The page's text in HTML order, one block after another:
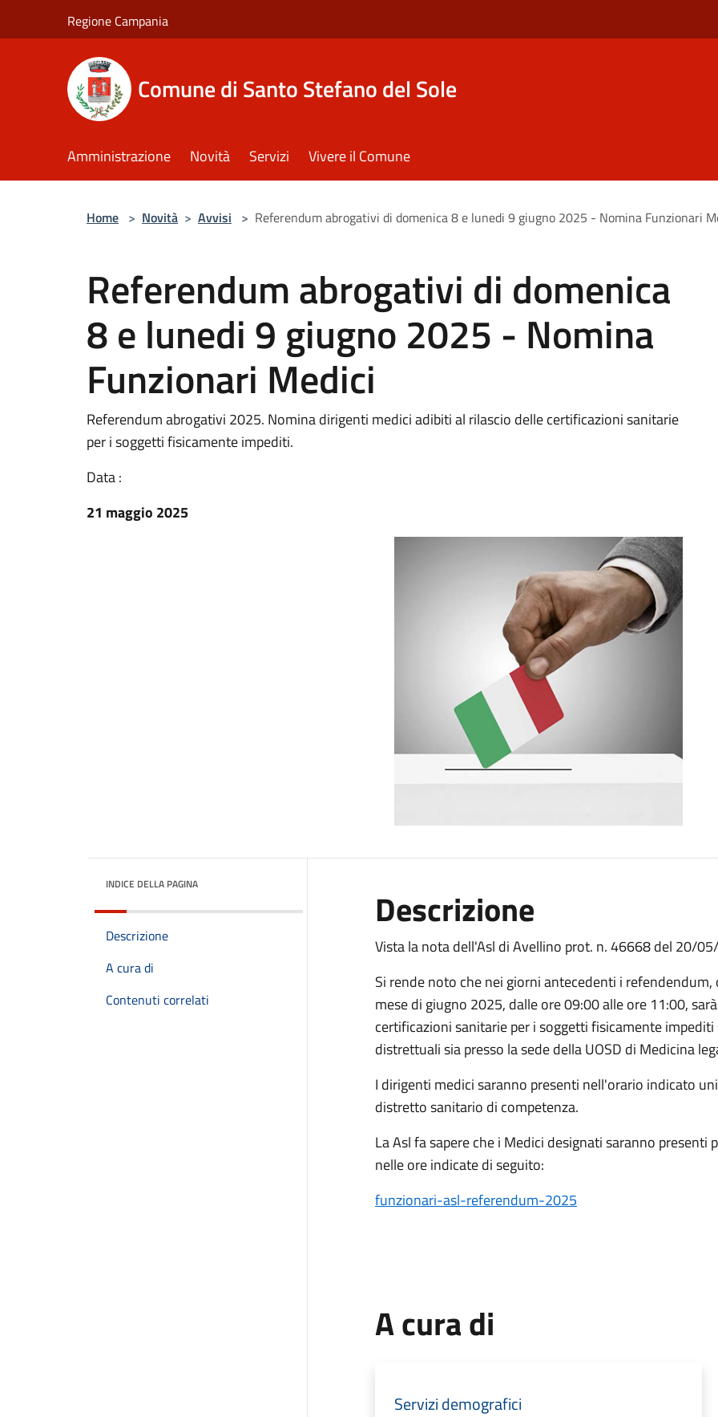
Regione Campania
Comune di Santo Stefano del Sole
Amministrazione Novità Servizi Vivere il Comune
Home > Novità > Avvisi > Referendum abrogativi di domenica 8 e lunedi 9 giugno 2025 - Nomina Funzionari
Referendum abrogativi di domenica
8 e lunedi 9 giugno 2025 - Nomina
Funzionari Medici
Referendum abrogativi 2025. Nomina dirigenti medici adibiti al rilascio delle certificazioni sanitarie
per i soggetti fisicamente impediti.
Data :
21 maggio 2025
INDICE DELLA PAGINA
Descrizione
A cura di
Contenuti correlati
Descrizione
Vista la nota dell'Asl di Avellino prot. n. 46668 del 20/
Si rende noto che nei giorni antecedenti i
mese di giugno 2025, dalle ore 09:00 alle ore 11:00,
certificazioni sanitarie per i soggetti fisicamente
distrettuali sia presso la sede della UOSD di Medicina
I dirigenti medici saranno presenti nell'orario indicato
distretto sanitario di competenza.
La Asl fa sapere che i Medici designati saranno
nelle ore indicate di seguito:
funzionari-asl-referendum-2025
A cura di
Servizi demografici